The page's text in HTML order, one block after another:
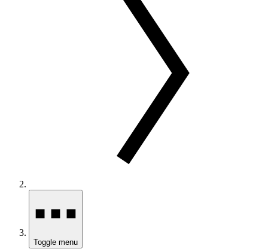
Toggle menu